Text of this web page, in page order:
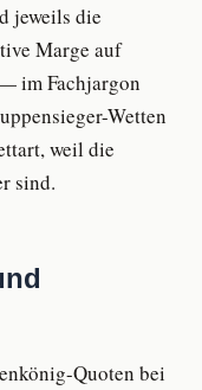
jeweils die
Marge auf
im Fachjargon
Wetten
weil die
sind.
Quoten bei